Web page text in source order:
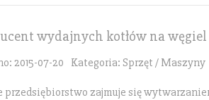
wydajnych kotłów na węgiel
2015-07-20 Kategoria: Sprzęt / Maszyny
przedsiębiorstwo zajmuje się